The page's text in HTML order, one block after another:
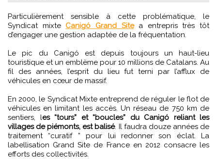
Particulièrement sensible à cette problématique, le
Syndicat mixte Canigó Grand Sitea entrepris très tôt
d’engager une gestion adaptée de la fréquentation.
Le pic du Canigó est depuis toujours un haut-lieu
touristique et un emblème pour 10 millions de Catalans. Au
fil des années, l’esprit du lieu fut terni par l’afflux de
véhicules en cœur de massif.
En 2000, le Syndicat Mixte entreprend de réguler le flot de
véhicules en limitant les accès. Un réseau de 750 km de
sentiers, les “tours” et “boucles” du Canigó reliant les
villages de piémonts, est balisé. Il faudra douze années de
traitement “curatif ” pour lui redonner son éclat. La
labellisation Grand Site de France en 2012 consacre les
efforts des collectivités.